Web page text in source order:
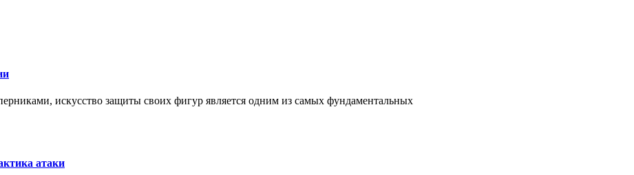
искусство защиты своих фигур является одним из самых фундаментальных
атаки